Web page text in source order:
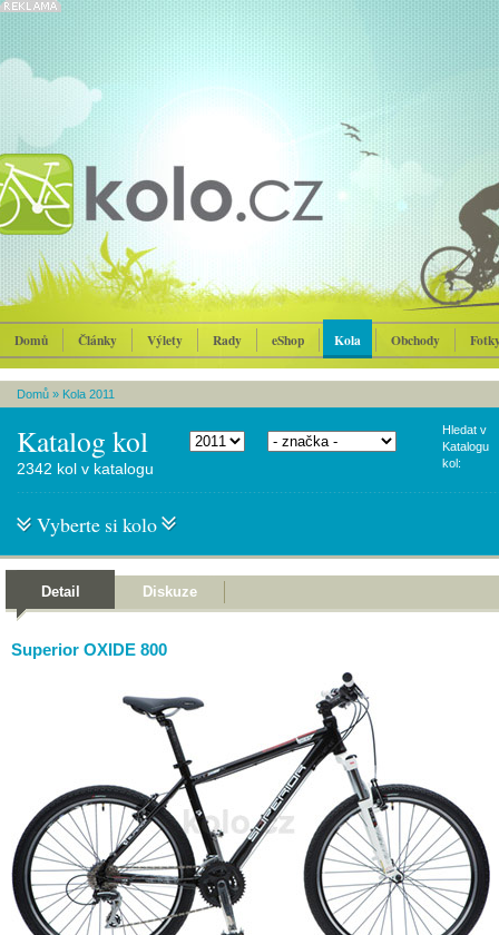
Domů Články Výlety Rady eShop Kola Obchody
Domů » Kola 2011
Katalog kol
Hledat v
Katalogu
kol:
2342 kol v katalogu
Vyberte si kolo
Detail Diskuze
Superior OXIDE 800